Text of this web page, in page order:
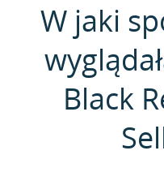
W jaki
Black